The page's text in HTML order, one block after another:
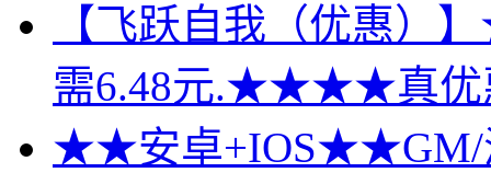
【飞跃自我（优惠）
需6.48元.★★★★真
★★安卓+IOS★★GM/